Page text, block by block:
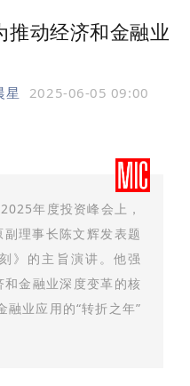
推动经济和金融业
星
2025-06-05 09:00
年度投资峰会上，
理事长陈文辉发表题
》的主旨演讲。他强
金融业深度变革的核
业应用的“转折之年”